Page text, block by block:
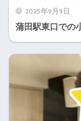
2025年9月9日
蒲田駅東口での